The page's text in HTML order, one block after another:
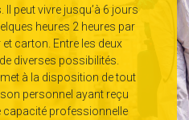
peut vivre jusqu’à 6 jours
heures 2 heures par
carton. Entre les deux
diverses possibilités.
à la disposition de tout
personnel ayant reçu
capacité professionnelle